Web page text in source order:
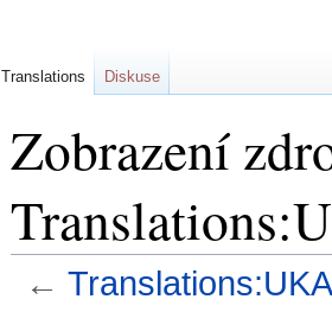
Zobrazení
←
Translations Diskuse